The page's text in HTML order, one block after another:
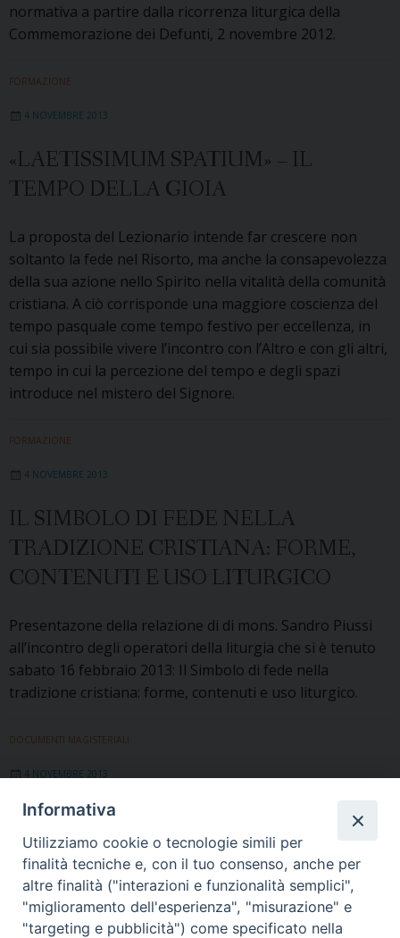
normativa a partire dalla ricorrenza liturgica della
Commemorazione dei Defunti, 2 novembre 2012.
FORMAZIONE
4 NOVEMBRE 2013
«LAETISSIMUM SPATIUM» – IL
TEMPO DELLA GIOIA
La proposta del Lezionario intende far crescere non
soltanto la fede nel Risorto, ma anche la consapevolezza
della sua azione nello Spirito nella vitalità della comunità
cristiana. A ciò corrisponde una maggiore coscienza del
tempo pasquale come tempo festivo per eccellenza, in
cui sia possibile vivere l’incontro con l’Altro e con gli altri,
tempo in cui la percezione del tempo e degli spazi
introduce nel mistero del Signore.
FORMAZIONE
4 NOVEMBRE 2013
IL SIMBOLO DI FEDE NELLA
TRADIZIONE CRISTIANA: FORME,
CONTENUTI E USO LITURGICO
Presentazone della relazione di di mons. Sandro Piussi
all’incontro degli operatori della liturgia che si è tenuto
sabato 16 febbraio 2013: Il Simbolo di fede nella
tradizione cristiana: forme, contenuti e uso liturgico.
DOCUMENTI MAGISTERIALI
4 NOVEMBRE 2013
SACROSANCTUM CONCILIUM
Pubblichiamo la costituzione del Concilio Vaticano II sulla
liturgia “Sacrosanctum Concilium” (1963). Il documento è
la magna charta della riforma liturgica conciliare.
Informativa
Utilizziamo cookie o tecnologie simili per
finalità tecniche e, con il tuo consenso, anche per
altre finalità ("interazioni e funzionalità semplici",
"miglioramento dell'esperienza", "misurazione" e
"targeting e pubblicità") come specificato nella